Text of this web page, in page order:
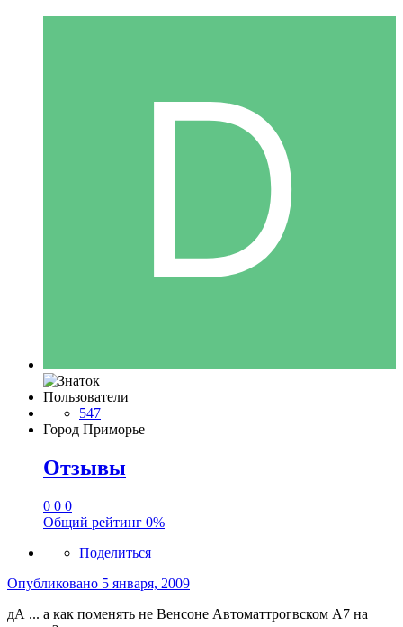
Пользователи
547
Город Приморье
Отзывы
0 0 0
Общий рейтинг 0%
Поделиться
Опубликовано 5 января, 2009
дА ... а как поменять не Венсоне Автоматтрогвском А7 на